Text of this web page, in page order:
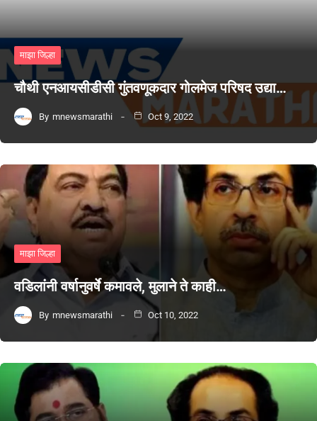
माझा जिल्हा
चौथी एनआयसीडीसी गुंतवणूकदार गोलमेज परिषद उद्या…
By mnewsmarathi Oct 9, 2022
माझा जिल्हा
वडिलांनी वर्षानुवर्षे कमावले, मुलाने ते काही…
By mnewsmarathi Oct 10, 2022